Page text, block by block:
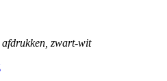
zwart-wit